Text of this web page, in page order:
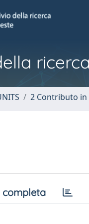
2 Contributo in
completa